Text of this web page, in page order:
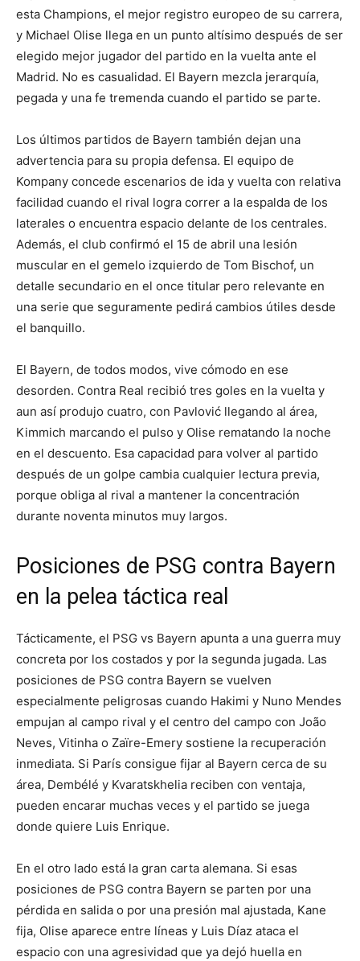
esta Champions, el mejor registro europeo de su carrera,
y Michael Olise llega en un punto altísimo después de ser
elegido mejor jugador del partido en la vuelta ante el
Madrid. No es casualidad. El Bayern mezcla jerarquía,
pegada y una fe tremenda cuando el partido se parte.
Los últimos partidos de Bayern también dejan una
advertencia para su propia defensa. El equipo de
Kompany concede escenarios de ida y vuelta con relativa
facilidad cuando el rival logra correr a la espalda de los
laterales o encuentra espacio delante de los centrales.
Además, el club confirmó el 15 de abril una lesión
muscular en el gemelo izquierdo de Tom Bischof, un
detalle secundario en el once titular pero relevante en
una serie que seguramente pedirá cambios útiles desde
el banquillo.
El Bayern, de todos modos, vive cómodo en ese
desorden. Contra Real recibió tres goles en la vuelta y
aun así produjo cuatro, con Pavlović llegando al área,
Kimmich marcando el pulso y Olise rematando la noche
en el descuento. Esa capacidad para volver al partido
después de un golpe cambia cualquier lectura previa,
porque obliga al rival a mantener la concentración
durante noventa minutos muy largos.
Posiciones de PSG contra Bayern
en la pelea táctica real
Tácticamente, el PSG vs Bayern apunta a una guerra muy
concreta por los costados y por la segunda jugada. Las
posiciones de PSG contra Bayern se vuelven
especialmente peligrosas cuando Hakimi y Nuno Mendes
empujan al campo rival y el centro del campo con João
Neves, Vitinha o Zaïre-Emery sostiene la recuperación
inmediata. Si París consigue fijar al Bayern cerca de su
área, Dembélé y Kvaratskhelia reciben con ventaja,
pueden encarar muchas veces y el partido se juega
donde quiere Luis Enrique.
En el otro lado está la gran carta alemana. Si esas
posiciones de PSG contra Bayern se parten por una
pérdida en salida o por una presión mal ajustada, Kane
fija, Olise aparece entre líneas y Luis Díaz ataca el
espacio con una agresividad que ya dejó huella en